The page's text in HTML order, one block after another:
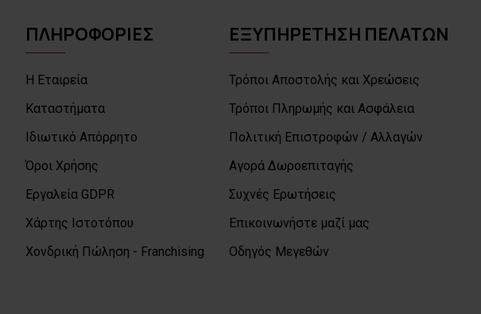
ΠΛΗΡΟΦΟΡΙΕΣ
Η Εταιρεία
Καταστήματα
Ιδιωτικό Απόρρητο
Όροι Χρήσης
Εργαλεία GDPR
Χάρτης Ιστοτόπου
Χονδρική Πώληση - Franchising
ΕΞΥΠΗΡΕΤΗΣΗ ΠΕΛΑΤΩΝ
Τρόποι Αποστολής και Χρεώσεις
Τρόποι Πληρωμής και Ασφάλεια
Πολιτική Επιστροφών / Αλλαγών
Αγορά Δωροεπιταγής
Συχνές Ερωτήσεις
Επικοινωνήστε μαζί μας
Οδηγός Μεγεθών